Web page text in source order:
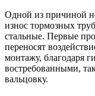
Одной из причиной
износ тормозных
стальные. Первые
переносят
монтажу, благодаря
востребованными,
вальцовку.